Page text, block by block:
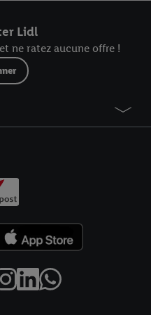
Lidl
ne ratez aucune offre !